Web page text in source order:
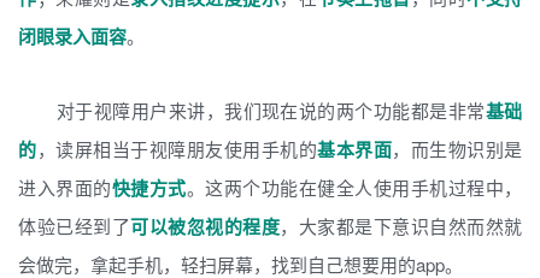
闭眼录入面容。
对于视障用户来讲，我们现在说的两个功能都是非常基础
的，读屏相当于视障朋友使用手机的基本界面，而生物识别是
进入界面的快捷方式。这两个功能在健全人使用手机过程中，
体验已经到了可以被忽视的程度，大家都是下意识自然而然就
会做完，拿起手机，轻扫屏幕，找到自己想要用的app。